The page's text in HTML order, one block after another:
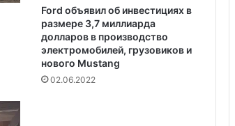
Ford объявил об инвестициях в
размере 3,7 миллиарда
долларов в производство
электромобилей, грузовиков и
нового Mustang
02.06.2022